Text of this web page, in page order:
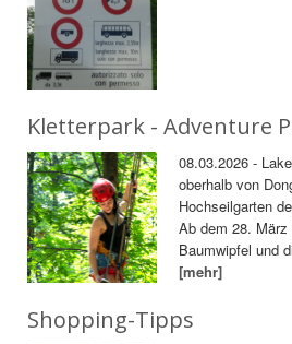
Kletterpark - Adventure
08.03.2026 -
oberhalb von
Hochseilgarten
Ab dem 28.
Baumwipfel und
[mehr]
Shopping-Tipps